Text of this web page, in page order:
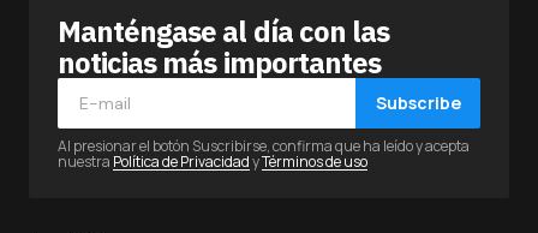
Manténgase al día con las
noticias más importantes
Subscribe
Al presionar el botón Suscribirse, confirma que ha leído y acepta
nuestra Política de PrivacidadyTérminos de uso